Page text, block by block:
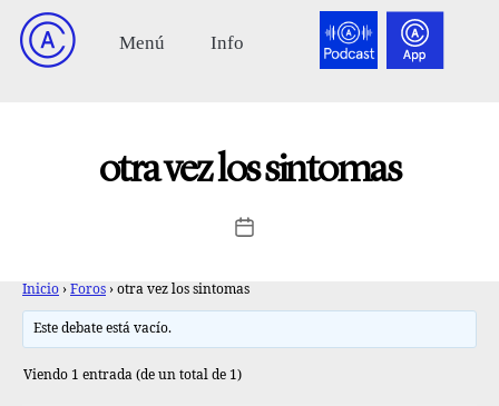
otra vez los sintomas
Inicio › Foros › otra vez los sintomas
Este debate está vacío.
Viendo 1 entrada (de un total de 1)